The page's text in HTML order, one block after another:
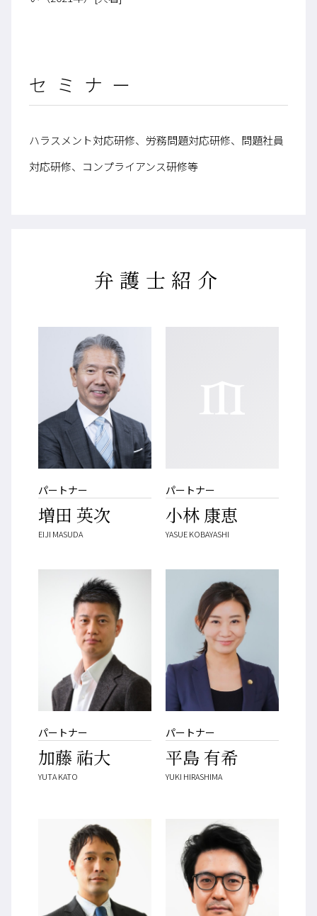
セミナー
ハラスメント対応研修、労務問題対応研修、問題社員
対応研修、コンプライアンス研修等
弁護士紹介
パートナー
増田 英次
EIJI MASUDA
パートナー
小林 康恵
YASUE KOBAYASHI
パートナー
加藤 祐大
YUTA KATO
パートナー
平島 有希
YUKI HIRASHIMA